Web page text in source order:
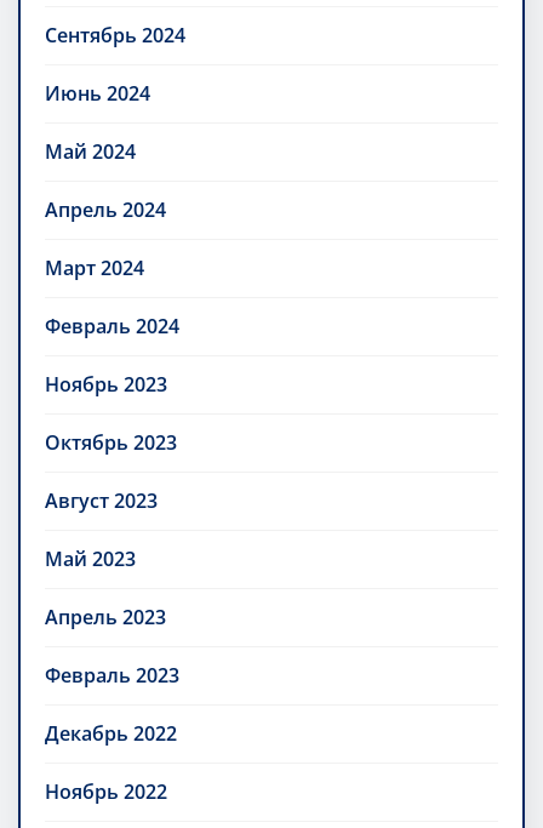
Сентябрь 2024
Июнь 2024
Май 2024
Апрель 2024
Март 2024
Февраль 2024
Ноябрь 2023
Октябрь 2023
Август 2023
Май 2023
Апрель 2023
Февраль 2023
Декабрь 2022
Ноябрь 2022